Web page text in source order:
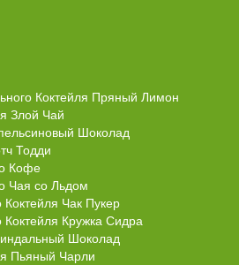
Коктейля Пряный Лимон
Злой Чай
Шоколад
Тодди
Кофе
Чая со Льдом
Коктейля Чак Пукер
Коктейля Кружка Сидра
Шоколад
Пьяный Чарли